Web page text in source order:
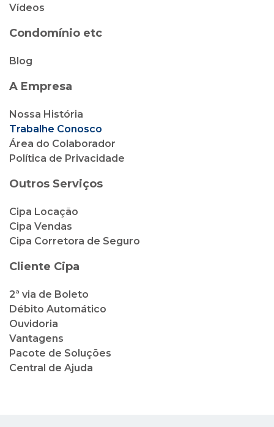
Vídeos
Condomínio etc
Blog
A Empresa
Nossa História
Trabalhe Conosco
Área do Colaborador
Política de Privacidade
Outros Serviços
Cipa Locação
Cipa Vendas
Cipa Corretora de Seguro
Cliente Cipa
2ª via de Boleto
Débito Automático
Ouvidoria
Vantagens
Pacote de Soluções
Central de Ajuda